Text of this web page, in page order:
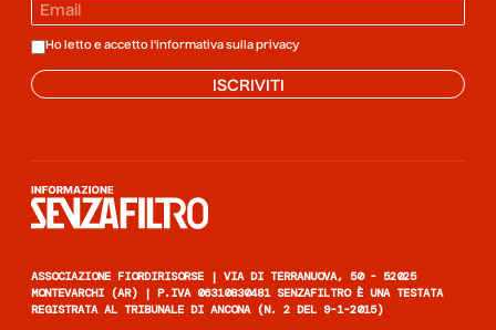
Ho letto e accetto l'informativa sulla privacy
ISCRIVITI
ASSOCIAZIONE FIORDIRISORSE | VIA DI TERRANUOVA, 50 - 52025
MONTEVARCHI (AR) | P.IVA 06310830481 SENZAFILTRO È UNA TESTATA
REGISTRATA AL TRIBUNALE DI ANCONA (N. 2 DEL 9-1-2015)